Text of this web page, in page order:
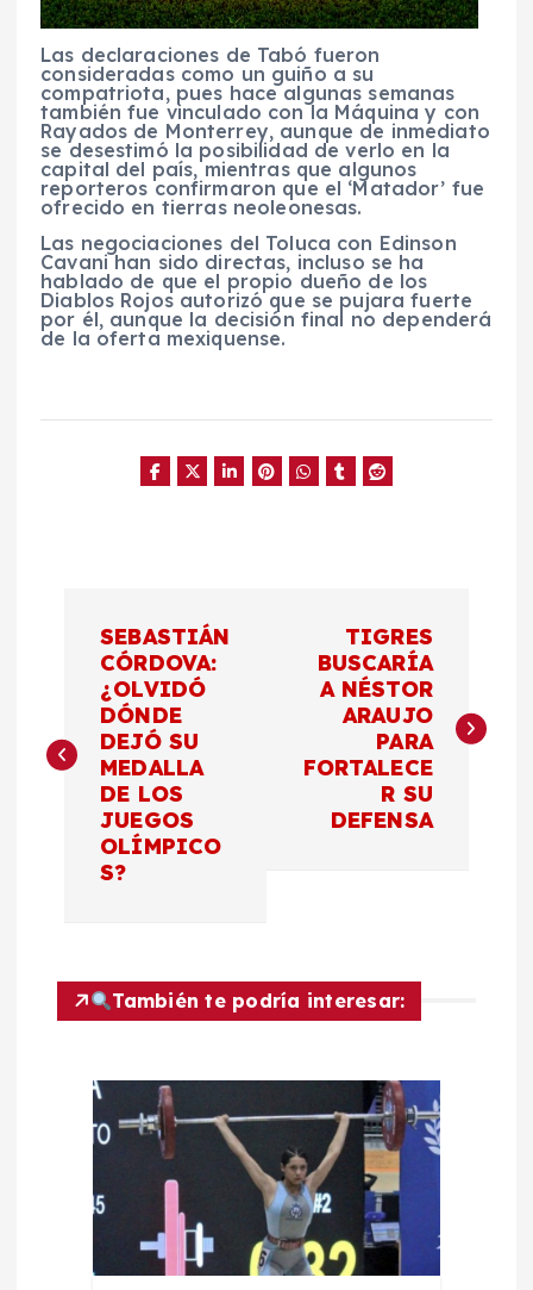
Las declaraciones de Tabó fueron
consideradas como un guiño a su
compatriota, pues hace algunas semanas
también fue vinculado con la Máquina y con
Rayados de Monterrey, aunque de inmediato
se desestimó la posibilidad de verlo en la
capital del país, mientras que algunos
reporteros confirmaron que el ‘Matador’ fue
ofrecido en tierras neoleonesas.
Las negociaciones del Toluca con Edinson
Cavani han sido directas, incluso se ha
hablado de que el propio dueño de los
Diablos Rojos autorizó que se pujara fuerte
por él, aunque la decisión final no dependerá
de la oferta mexiquense.
v
e
c
SEBASTIÁN
CÓRDOVA:
¿OLVIDÓ
DÓNDE
DEJÓ SU
MEDALLA
DE LOS
JUEGOS
OLÍMPICO
S?
TIGRES
BUSCARÍA
A NÉSTOR
ARAUJO
PARA
FORTALECE
R SU
DEFENSA
También te podría interesar: